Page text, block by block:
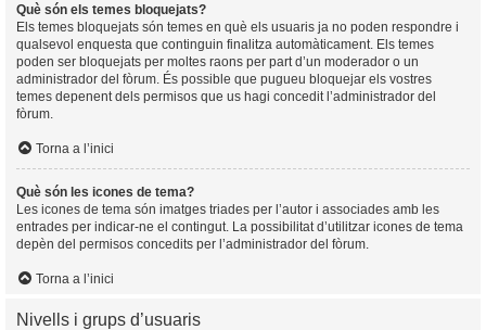
Què són els temes bloquejats?
Els temes bloquejats són temes en què els usuaris ja no poden respondre i
qualsevol enquesta que continguin finalitza automàticament. Els temes
poden ser bloquejats per moltes raons per part d’un moderador o un
administrador del fòrum. És possible que pugueu bloquejar els vostres
temes depenent dels permisos que us hagi concedit l’administrador del
fòrum.
Torna a l’inici
Què són les icones de tema?
Les icones de tema són imatges triades per l’autor i associades amb les
entrades per indicar-ne el contingut. La possibilitat d’utilitzar icones de tema
depèn del permisos concedits per l’administrador del fòrum.
Torna a l’inici
Nivells i grups d’usuaris